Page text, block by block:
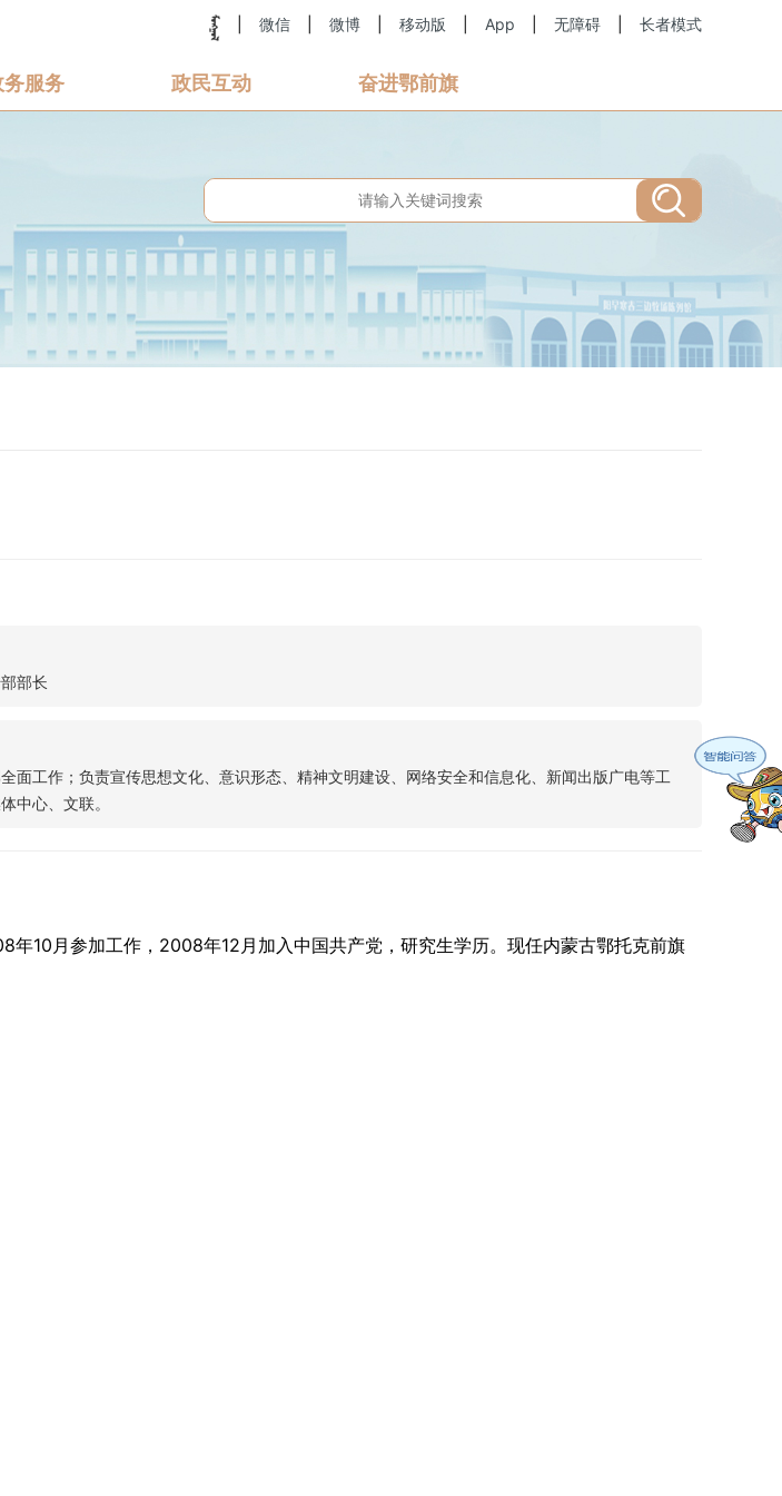
微信 微博 移动版 App 无障碍 长者模式
务服务 政民互动 奋进鄂前旗
部长
面工作；负责宣传思想文化、意识形态、精神文明建设、网络安全和信息化、新闻出版广电等工
中心、文联。
10月参加工作，2008年12月加入中国共产党，研究生学历。现任内蒙古鄂托克前旗